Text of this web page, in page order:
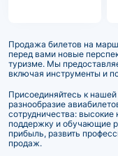
Продажа билетов на
перед вами новые
туризме. Мы
включая инструменты и
Присоединяйтесь к
разнообразие
сотрудничества:
поддержку и обучающие
прибыль, развить
продаж.